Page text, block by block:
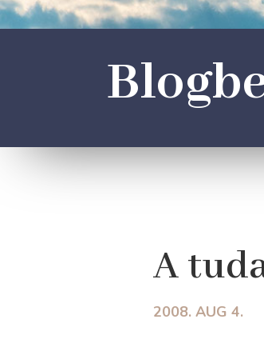
A
2008. AUG 4.